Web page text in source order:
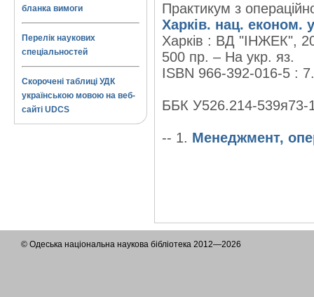
бланка вимоги
Перелік наукових
спеціальностей
Скорочені таблиці УДК
українською мовою на веб-
сайті UDCS
Практикум з
Харків. нац. економ.
Харків : ВД "ІНЖЕК",
500 пр. – На укр. яз.
ISBN 966-392-016-5 :
ББК У526.214-539я73-
-- 1. Менеджмент,
© Одеська національна наукова бібліотека 2012—2026